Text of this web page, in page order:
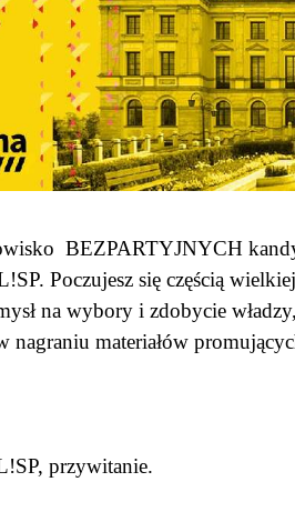
BEZPARTYJNYCH
Poczujesz się częścią
na wybory i zdobycie
nagraniu materiałów
przywitanie.